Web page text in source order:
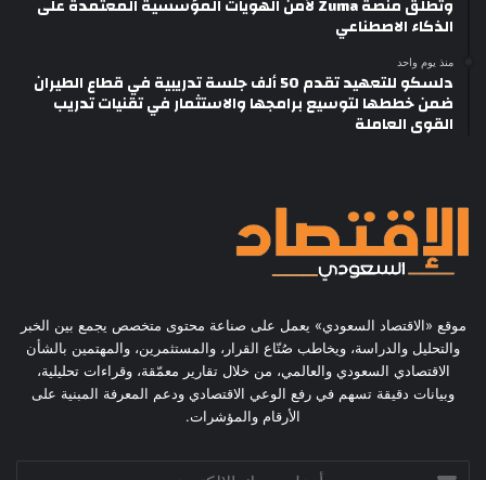
وتطلق منصة Zuma لأمن الهويات المؤسسية المعتمدة على
الذكاء الاصطناعي
منذ يوم واحد
دلسكو للتعهيد تقدم 50 ألف جلسة تدريبية في قطاع الطيران
ضمن خططها لتوسيع برامجها والاستثمار في تقنيات تدريب
القوى العاملة
موقع «الاقتصاد السعودي» يعمل على صناعة محتوى متخصص يجمع بين الخبر
والتحليل والدراسة، ويخاطب صُنّاع القرار، والمستثمرين، والمهتمين بالشأن
الاقتصادي السعودي والعالمي، من خلال تقارير معمّقة، وقراءات تحليلية،
وبيانات دقيقة تسهم في رفع الوعي الاقتصادي ودعم المعرفة المبنية على
الأرقام والمؤشرات.